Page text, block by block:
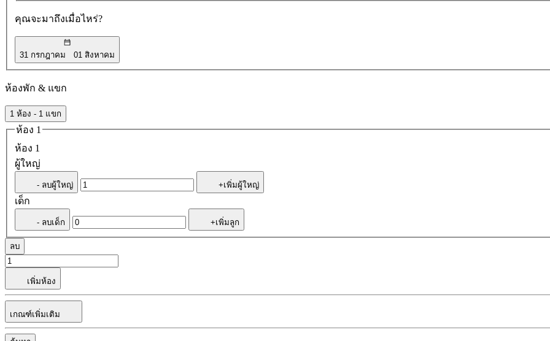
คุณจะมาถึงเมื่อไหร่?
31 กรกฎาคม 01 สิงหาคม
ห้องพัก & แขก
1 ห้อง - 1 แขก
ห้อง 1
ห้อง 1
ผู้ใหญ่
- ลบผู้ใหญ่ +เพิ่มผู้ใหญ่
เด็ก
- ลบเด็ก +เพิ่มลูก
ลบ
เพิ่มห้อง
เกณฑ์เพิ่มเติม